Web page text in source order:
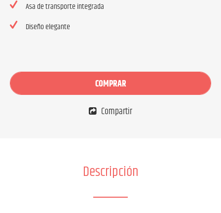
Asa de transporte integrada
Diseño elegante
COMPRAR
Compartir
Descripción